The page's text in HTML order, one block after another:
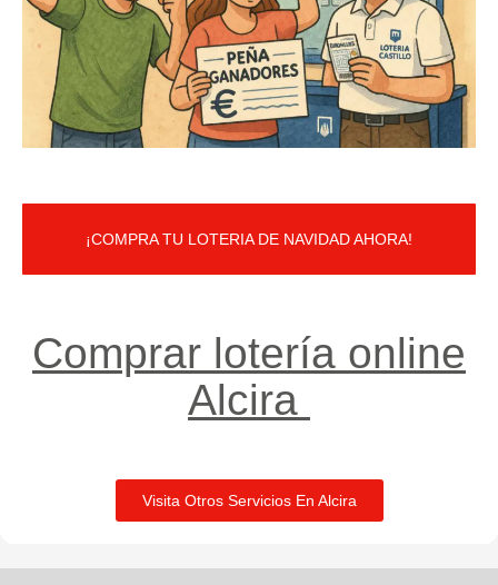
¡COMPRA TU LOTERIA DE NAVIDAD AHORA!
Comprar lotería online
Alcira ​
Visita Otros Servicios En Alcira